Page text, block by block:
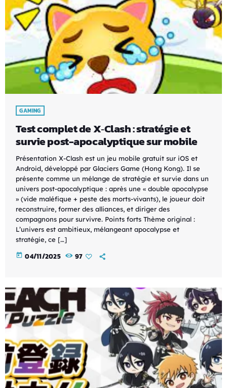
GAMING
Test complet de X‑Clash : stratégie et
survie post-apocalyptique sur mobile
Présentation X-Clash est un jeu mobile gratuit sur iOS et
Android, développé par Glaciers Game (Hong Kong). Il se
présente comme un mélange de stratégie et survie dans un
univers post-apocalyptique : après une « double apocalypse
» (vide maléfique + peste des morts-vivants), le joueur doit
reconstruire, former des alliances, et diriger des
compagnons pour survivre. Points forts Thème original :
L’univers est ambitieux, mélangeant apocalypse et
stratégie, ce […]
today 04/11/2025 97